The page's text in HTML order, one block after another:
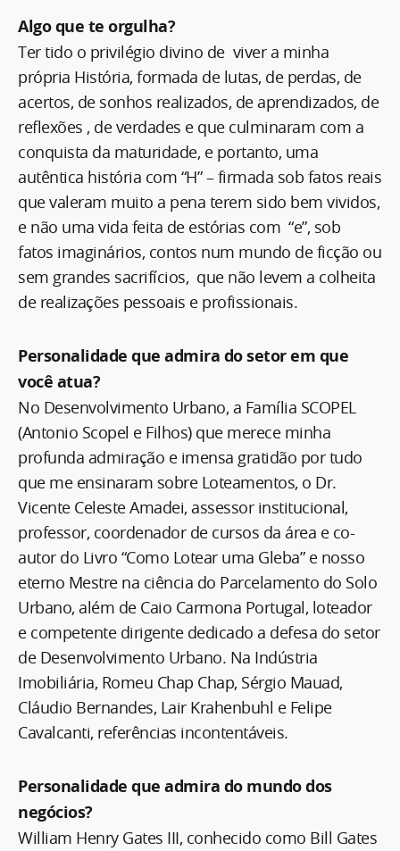
Algo que te orgulha?
Ter tido o privilégio divino de viver a minha
própria História, formada de lutas, de perdas, de
acertos, de sonhos realizados, de aprendizados, de
reflexões , de verdades e que culminaram com a
conquista da maturidade, e portanto, uma
autêntica história com “H” – firmada sob fatos reais
que valeram muito a pena terem sido bem vividos,
e não uma vida feita de estórias com “e”, sob
fatos imaginários, contos num mundo de ficção ou
sem grandes sacrifícios, que não levem a colheita
de realizações pessoais e profissionais.
Personalidade que admira do setor em que
você atua?
No Desenvolvimento Urbano, a Família SCOPEL
(Antonio Scopel e Filhos) que merece minha
profunda admiração e imensa gratidão por tudo
que me ensinaram sobre Loteamentos, o Dr.
Vicente Celeste Amadei, assessor institucional,
professor, coordenador de cursos da área e co-
autor do Livro “Como Lotear uma Gleba” e nosso
eterno Mestre na ciência do Parcelamento do Solo
Urbano, além de Caio Carmona Portugal, loteador
e competente dirigente dedicado a defesa do setor
de Desenvolvimento Urbano. Na Indústria
Imobiliária, Romeu Chap Chap, Sérgio Mauad,
Cláudio Bernandes, Lair Krahenbuhl e Felipe
Cavalcanti, referências incontentáveis.
Personalidade que admira do mundo dos
negócios?
William Henry Gates III, conhecido como Bill Gates